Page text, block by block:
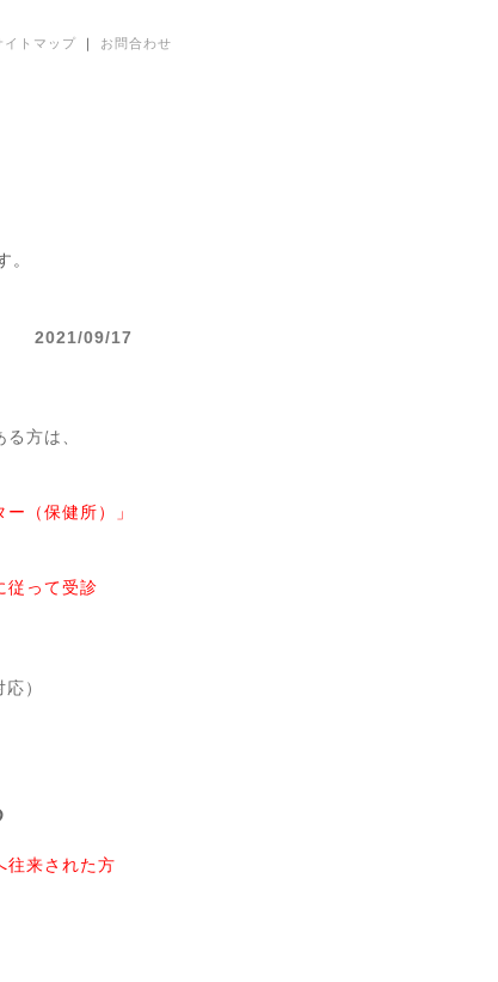
イトマップ ｜ お問合わせ
。
2021/09/17
方は、
ー（保健所）」
従って受診
）
往来された方